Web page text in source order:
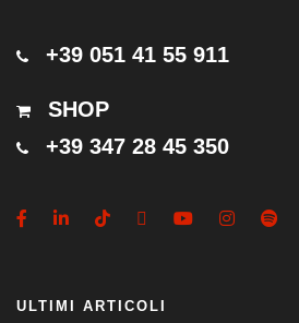
+39 051 41 55 911
SHOP
+39 347 28 45 350
ULTIMI ARTICOLI